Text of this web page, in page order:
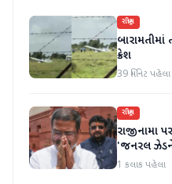
રાષ્ટ્રીય
બારામતીમાં
ક્રેશ
39 મિનિટ પહેલા
રાષ્ટ્રીય
રાજીનામા
'જનરલ ઝેડને
આવ્યો,
1 કલાક પહેલા